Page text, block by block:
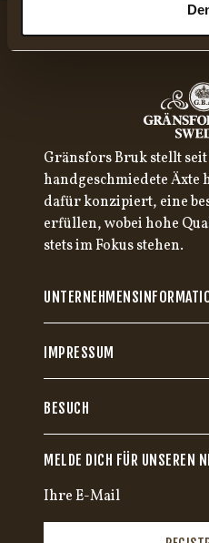
Gränsfors Bruk stellt seit
handgeschmiedete Äxte
dafür konzipiert, eine
erfüllen, wobei hohe
stets im Fokus stehen.
IMPRESSUM
BESUCH
MELDE DICH FÜR UNSEREN